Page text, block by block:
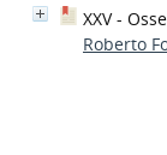
XXV -
Roberto